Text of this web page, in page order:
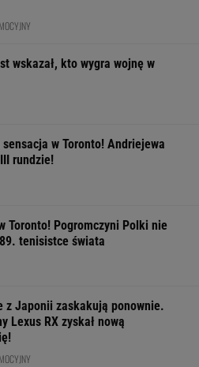
wskazał, kto wygra wojnę w
w Toronto! Andriejewa
rundzie!
Toronto! Pogromczyni Polki nie
tenisistce świata
z Japonii zaskakują ponownie.
Lexus RX zyskał nową